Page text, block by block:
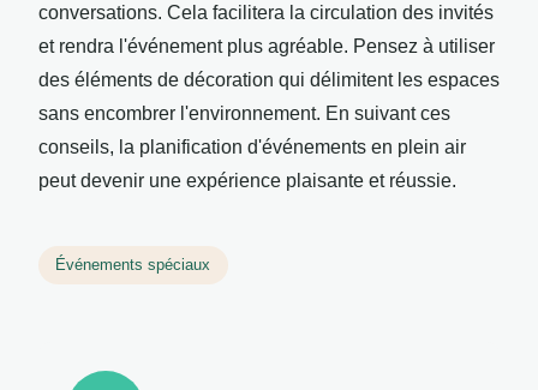
conversations. Cela facilitera la circulation des invités
et rendra l'événement plus agréable. Pensez à utiliser
des éléments de décoration qui délimitent les espaces
sans encombrer l'environnement. En suivant ces
conseils, la planification d'événements en plein air
peut devenir une expérience plaisante et réussie.
Événements spéciaux